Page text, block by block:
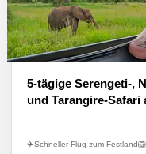
5-tägige Serengeti-,
und Tarangire-Safari
✈️Schneller Flug zum